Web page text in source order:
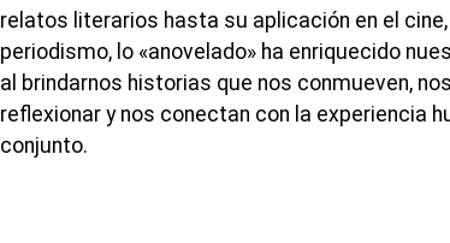
relatos literarios hasta su aplicación en el cine,
periodismo, lo «anovelado» ha enriquecido
al brindarnos historias que nos conmueven,
reflexionar y nos conectan con la experiencia
conjunto.